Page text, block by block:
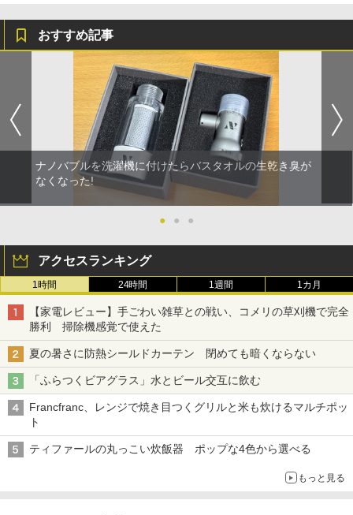
おすすめ記事
ナノバブルを洗濯機に付けたらバスタオルの生乾き臭が
なくなった!
● ● ●
アクセスランキング
1時間 24時間 1週間 1カ月
【家電レビュー】手ごわい雑草との戦い、コメリの草刈機で完全
勝利 掃除機感覚で使えた
夏の暑さに防熱シールドカーテン 閉めても暗くならない
「ふらつくビアグラス」水とビール交互に飲む
Francfranc、レンジで焼き目つくグリルと米も炊けるマルチポッ
ト
ティファールの丸っこい炊飯器 ポップな4色から選べる
もっと見る